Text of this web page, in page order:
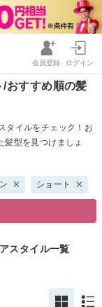
会員登録 ログイン
おすすめ順の髪
タイルをチェック！お
型を見つけましょ
ショート
スタイル一覧